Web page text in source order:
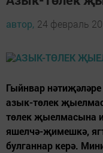
автор, 24 февраль
Гыйнвар
азык-төлек
төлек җыелмасына
яшелчә-җимешкә,
булганнар керә.